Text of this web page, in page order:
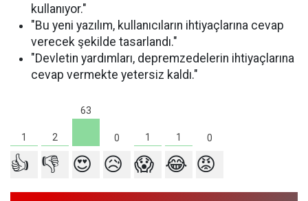
kullanıyor."
"Bu yeni yazılım, kullanıcıların ihtiyaçlarına cevap
verecek şekilde tasarlandı."
"Devletin yardımları, depremzedelerin ihtiyaçlarına
cevap vermekte yetersiz kaldı."
1 2
63
0 1 1 0
👍 👎 😍 😥 😱 😂 😡